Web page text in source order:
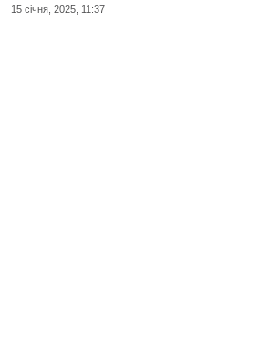
15 сiчня, 2025, 11:37